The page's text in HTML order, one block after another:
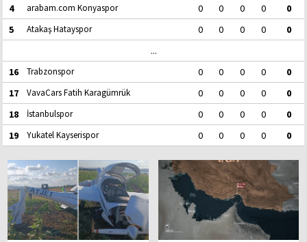
4
arabam.com Konyaspor 0 0 0 0
0
5
Atakaş Hatayspor 0 0 0 0
0
...
16
Trabzonspor 0 0 0 0
0
17
VavaCars Fatih Karagümrük 0 0 0 0
0
18
İstanbulspor 0 0 0 0
0
19
Yukatel Kayserispor 0 0 0 0 0